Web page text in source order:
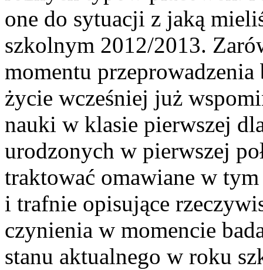
one do sytuacji z jaką
szkolnym 2012/2013.
momentu
życie wcześniej już
nauki w klasie pierwszej
urodzonych w pierwszej
traktować omawiane w
i trafnie opisujące
czynienia w momencie
stanu aktualnego w roku